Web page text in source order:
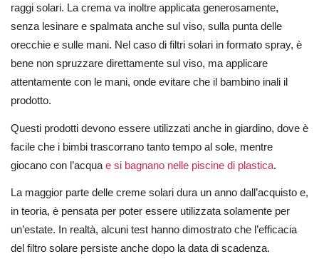
raggi solari. La crema va inoltre applicata generosamente,
senza lesinare e spalmata anche sul viso, sulla punta delle
orecchie e sulle mani. Nel caso di filtri solari in formato spray, è
bene non spruzzare direttamente sul viso, ma applicare
attentamente con le mani, onde evitare che il bambino inali il
prodotto.
Questi prodotti devono essere utilizzati anche in giardino, dove è
facile che i bimbi trascorrano tanto tempo al sole, mentre
giocano con l’acqua e si bagnano nelle piscine di plastica.
La maggior parte delle creme solari dura un anno dall’acquisto e,
in teoria, è pensata per poter essere utilizzata solamente per
un’estate. In realtà, alcuni test hanno dimostrato che l’efficacia
del filtro solare persiste anche dopo la data di scadenza.